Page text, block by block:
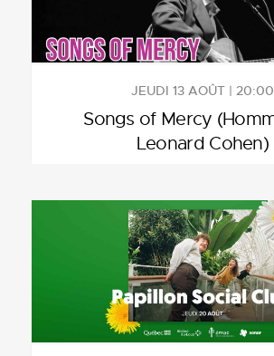
JEUDI 13 AOÛT | 20:00
Songs of Mercy
Leonard Cohen)